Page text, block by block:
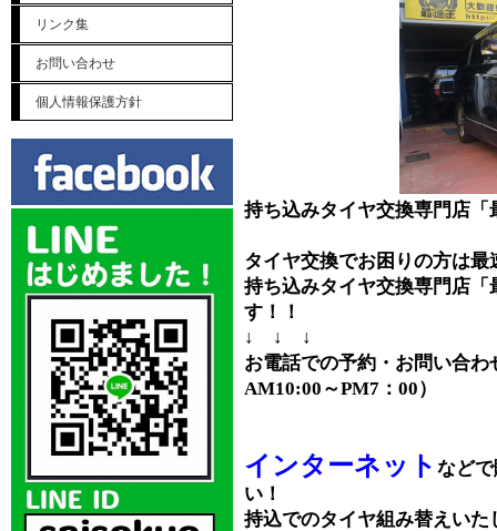
リンク集
お問い合わせ
個人情報保護方針
持ち込みタイヤ交換専門店「
タイヤ交換でお困りの方は
持ち込みタイヤ交換専門店
す！！
↓ ↓ ↓
お電話での予約・お問い合
AM10:00～PM7：00）
インターネット など
い！
持込でのタイヤ組み替えいた